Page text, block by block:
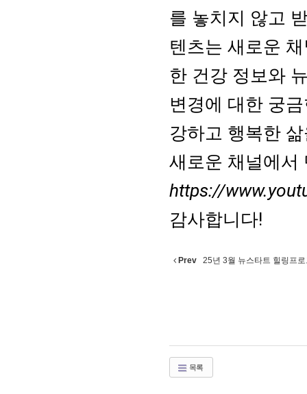
를 놓치지 않고
텐츠는 새로운
한 건강 정보와
변경에 대한 궁
강하고 행복한
새로운 채널에서
https://
감사합니다!
Prev 25년 3월 뉴스타트 힐링프
목록